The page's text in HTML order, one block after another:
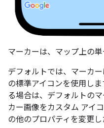
マーカーは、マップ上の単
デフォルトでは、マーカ
の標準アイコンを使用し
る場合は、デフォルトの
カー画像をカスタム アイ
の他のプロパティを変更し